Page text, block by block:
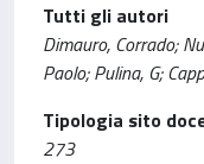
Tutti gli autori
Dimauro, Corrado;
Paolo; Pulina, G;
Tipologia sito
273